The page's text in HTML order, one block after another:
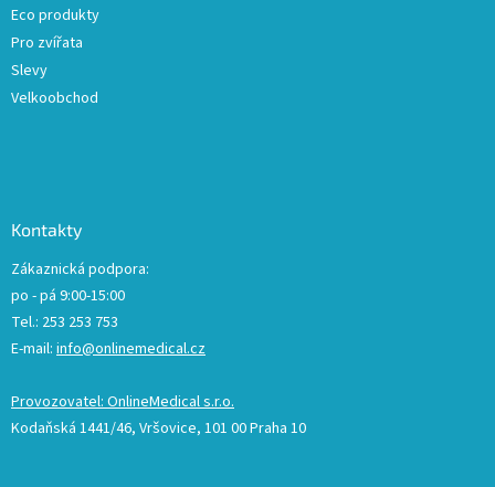
Eco produkty
Pro zvířata
Slevy
Velkoobchod
Kontakty
Zákaznická podpora:
po - pá 9:00-15:00
Tel.: 253 253 753
E-mail: info@onlinemedical.cz
Provozovatel: OnlineMedical s.r.o.
Kodaňská 1441/46, Vršovice, 101 00 Praha 10